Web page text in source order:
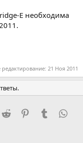
E необходима
редактирование: 21 Ноя 2011
Reddit PinterestTumblr